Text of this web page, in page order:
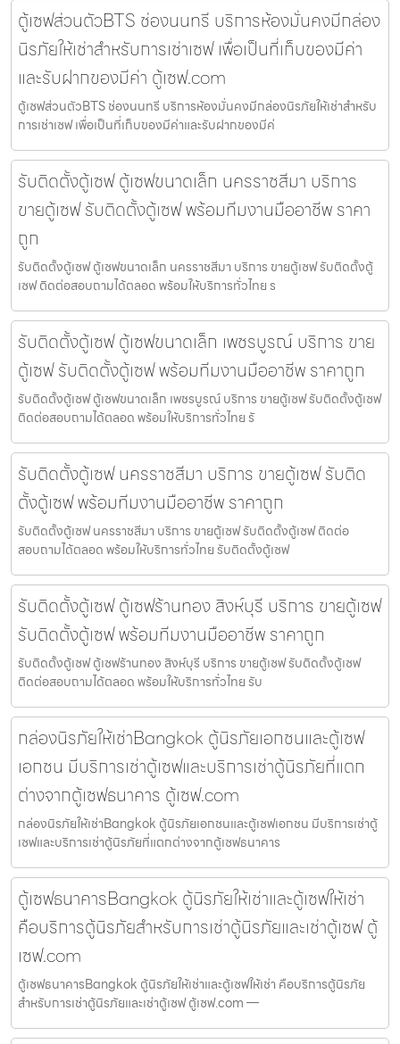
ตู้เซฟส่วนตัวBTS ช่องนนทรี บริการห้องมั่นคงมีกล่อง
นิรภัยให้เช่าสำหรับการเช่าเซฟ เพื่อเป็นที่เก็บของมีค่า
และรับฝากของมีค่า ตู้เซฟ.com
ตู้เซฟส่วนตัวBTS ช่องนนทรี บริการห้องมั่นคงมีกล่องนิรภัยให้เช่าสำหรับ
การเช่าเซฟ เพื่อเป็นที่เก็บของมีค่าและรับฝากของมีค่
รับติดตั้งตู้เซฟ ตู้เซฟขนาดเล็ก นครราชสีมา บริการ
ขายตู้เซฟ รับติดตั้งตู้เซฟ พร้อมทีมงานมืออาชีพ ราคา
ถูก
รับติดตั้งตู้เซฟ ตู้เซฟขนาดเล็ก นครราชสีมา บริการ ขายตู้เซฟ รับติดตั้งตู้
เซฟ ติดต่อสอบถามได้ตลอด พร้อมให้บริการทั่วไทย ร
รับติดตั้งตู้เซฟ ตู้เซฟขนาดเล็ก เพชรบูรณ์ บริการ ขาย
ตู้เซฟ รับติดตั้งตู้เซฟ พร้อมทีมงานมืออาชีพ ราคาถูก
รับติดตั้งตู้เซฟ ตู้เซฟขนาดเล็ก เพชรบูรณ์ บริการ ขายตู้เซฟ รับติดตั้งตู้เซฟ
ติดต่อสอบถามได้ตลอด พร้อมให้บริการทั่วไทย รั
รับติดตั้งตู้เซฟ นครราชสีมา บริการ ขายตู้เซฟ รับติด
ตั้งตู้เซฟ พร้อมทีมงานมืออาชีพ ราคาถูก
รับติดตั้งตู้เซฟ นครราชสีมา บริการ ขายตู้เซฟ รับติดตั้งตู้เซฟ ติดต่อ
สอบถามได้ตลอด พร้อมให้บริการทั่วไทย รับติดตั้งตู้เซฟ
รับติดตั้งตู้เซฟ ตู้เซฟร้านทอง สิงห์บุรี บริการ ขายตู้เซฟ
รับติดตั้งตู้เซฟ พร้อมทีมงานมืออาชีพ ราคาถูก
รับติดตั้งตู้เซฟ ตู้เซฟร้านทอง สิงห์บุรี บริการ ขายตู้เซฟ รับติดตั้งตู้เซฟ
ติดต่อสอบถามได้ตลอด พร้อมให้บริการทั่วไทย รับ
กล่องนิรภัยให้เช่าBangkok ตู้นิรภัยเอกชนและตู้เซฟ
เอกชน มีบริการเช่าตู้เซฟและบริการเช่าตู้นิรภัยที่แตก
ต่างจากตู้เซฟธนาคาร ตู้เซฟ.com
กล่องนิรภัยให้เช่าBangkok ตู้นิรภัยเอกชนและตู้เซฟเอกชน มีบริการเช่าตู้
เซฟและบริการเช่าตู้นิรภัยที่แตกต่างจากตู้เซฟธนาคาร
ตู้เซฟธนาคารBangkok ตู้นิรภัยให้เช่าและตู้เซฟให้เช่า
คือบริการตู้นิรภัยสำหรับการเช่าตู้นิรภัยและเช่าตู้เซฟ ตู้
เซฟ.com
ตู้เซฟธนาคารBangkok ตู้นิรภัยให้เช่าและตู้เซฟให้เช่า คือบริการตู้นิรภัย
สำหรับการเช่าตู้นิรภัยและเช่าตู้เซฟ ตู้เซฟ.com —